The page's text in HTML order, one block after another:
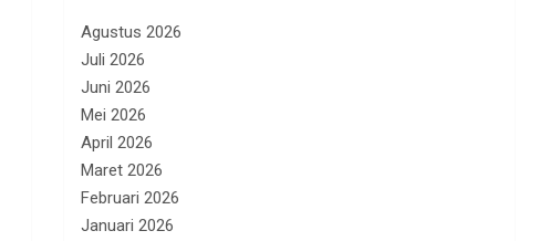
Agustus 2026
Juli 2026
Juni 2026
Mei 2026
April 2026
Maret 2026
Februari 2026
Januari 2026